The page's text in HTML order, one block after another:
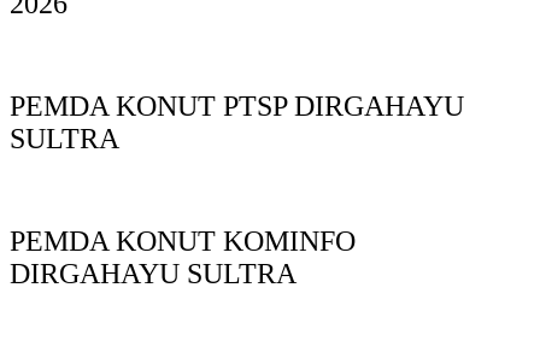
PEMDA KONUT PTSP DIRGAHAYU
SULTRA
PEMDA KONUT KOMINFO
DIRGAHAYU SULTRA